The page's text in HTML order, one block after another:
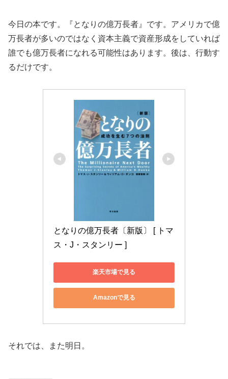
今日の本です。『となりの億万長者』です。アメリカで億
万長者が多いのではなく資本主義で資産形成をしていれば
誰でも億万長者になれる可能性はあります。後は、行動す
るだけです。
となりの億万長者〔新版〕 [ トマ
ス・J・スタンリー ]
楽天市場で見る
Amazonで見る
それでは、また明日。